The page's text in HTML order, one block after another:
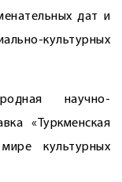
дат и
культурных
научно-
«Туркменская
культурных